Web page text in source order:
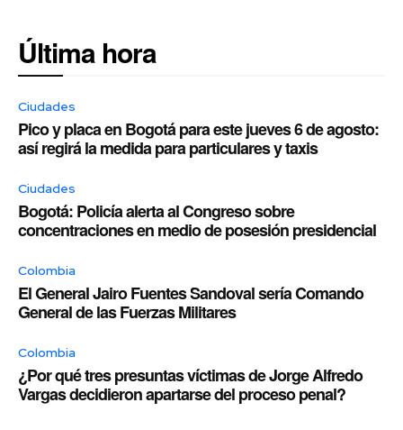
Última hora
Ciudades
Pico y placa en Bogotá para este jueves 6 de agosto:
así regirá la medida para particulares y taxis
Ciudades
Bogotá: Policía alerta al Congreso sobre
concentraciones en medio de posesión presidencial
Colombia
El General Jairo Fuentes Sandoval sería Comando
General de las Fuerzas Militares
Colombia
¿Por qué tres presuntas víctimas de Jorge Alfredo
Vargas decidieron apartarse del proceso penal?